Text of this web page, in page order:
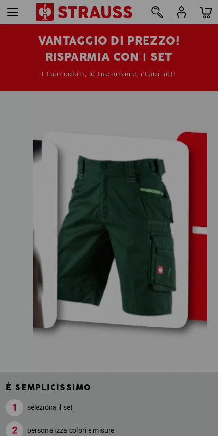
VANTAGGIO DI PREZZO!
RISPARMIA CON I SET
I tuoi colori, le tue misure, i tuoi set!
È SEMPLICISSIMO
seleziona il set
personalizza colori e misure